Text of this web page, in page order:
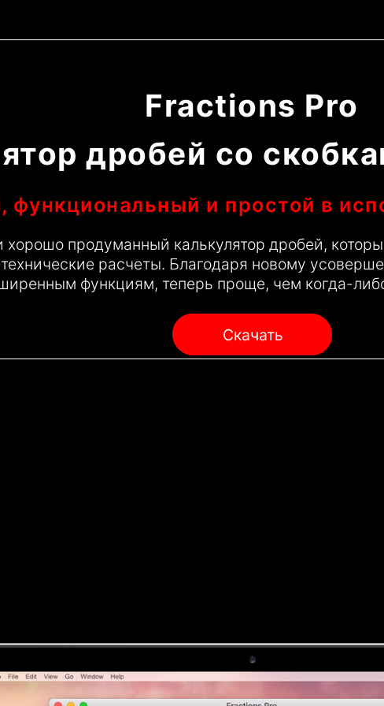
Fractions Pro
дробей со
функциональный и простой в
продуманный калькулятор дробей,
расчеты. Благодаря новому
функциям, теперь проще, чем когда-
Скачать